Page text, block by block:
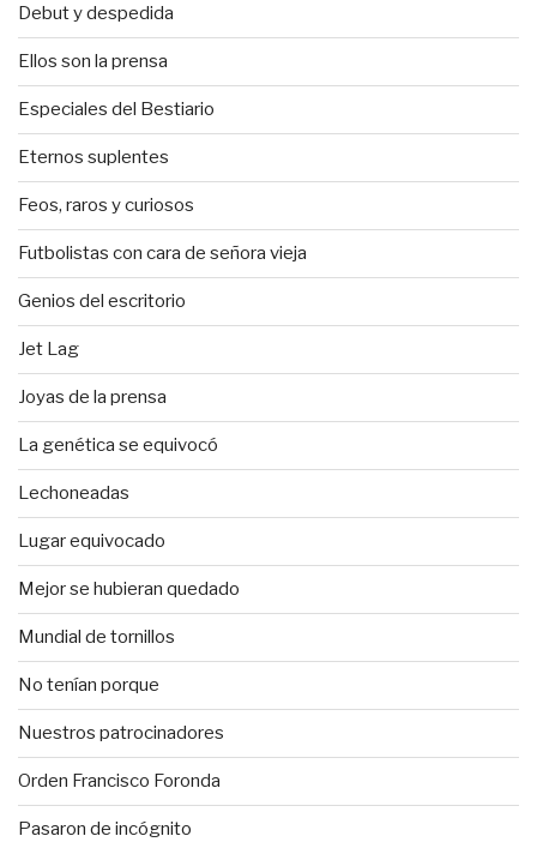
Debut y despedida
Ellos son la prensa
Especiales del Bestiario
Eternos suplentes
Feos, raros y curiosos
Futbolistas con cara de señora vieja
Genios del escritorio
Jet Lag
Joyas de la prensa
La genética se equivocó
Lechoneadas
Lugar equivocado
Mejor se hubieran quedado
Mundial de tornillos
No tenían porque
Nuestros patrocinadores
Orden Francisco Foronda
Pasaron de incógnito